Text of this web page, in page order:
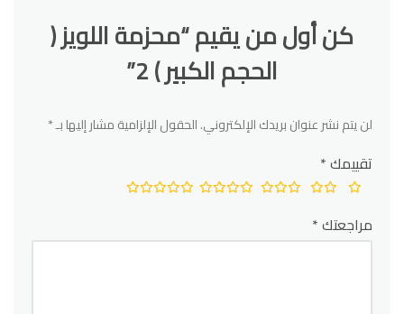
كن أول من يقيم “محزمة اللويز (
الحجم الكبير ) 2”
لن يتم نشر عنوان بريدك الإلكتروني.الحقول الإلزامية مشار إليها بـ*
تقييمك*
مراجعتك*